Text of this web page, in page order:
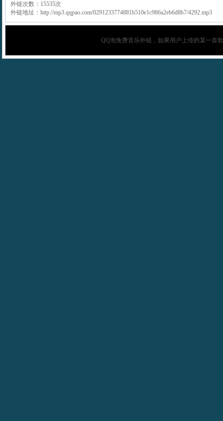
外链次数：15535次
外链地址：http://mp3.qqpao.com/0291233774881b510e1c986a2eb6d8b7/4292.mp3
QQ泡免费音乐外链，如果用户上传的某一首